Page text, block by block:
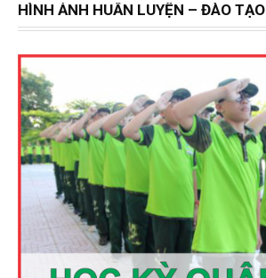
HÌNH ẢNH HUẤN LUYỆN – ĐÀO TẠO